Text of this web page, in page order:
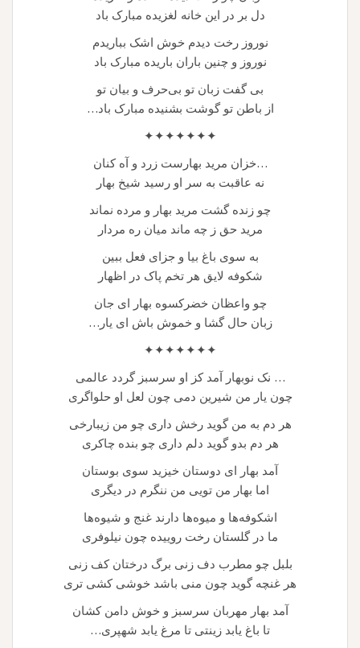
دل بر در این خانه لغزیده مبارک باد
نوروز رخت دیدم خوش اشک بباریدم
نوروز و چنین باران باریده مبارک باد
بی گفت زبان تو بی‌حرف و بیان تو
از باطن تو گوشت بشنیده مبارک باد…
✦✦✦✦✦✦✦
…خزان مرید بهارست زرد و آه کنان
نه عاقبت به سر او رسید شیخ بهار
چو زنده گشت مرید بهار و مرده نماند
مرید حق ز چه ماند میان ره مردار
به سوی باغ بیا و جزای فعل ببین
شکوفه لایق هر تخم پاک در اظهار
چو واعظان خضرکسوه بهار ای جان
زبان حال گشا و خموش باش ای یار…
✦✦✦✦✦✦✦
… نک نوبهار آمد کز او سرسبز گردد عالمی
چون یار من شیرین دمی چون لعل او حلواگری
هر دم به من گوید رخش داری چو من زیبارخی
هر دم بدو گوید دلم داری چو بنده چاکری
آمد بهار ای دوستان خیزید سوی بوستان
اما بهار من تویی من ننگرم در دیگری
اشکوفه‌ها و میوه‌ها دارند غنج و شیوه‌ها
ما در گلستان رخت روییده چون نیلوفری
بلبل چو مطرب دف زنی برگ درختان کف زنی
هر غنچه گوید چون منی باشد خوشی کشی تری
آمد بهار مهربان سرسبز و خوش دامن کشان
تا باغ یابد زینتی تا مرغ یابد شهپری…